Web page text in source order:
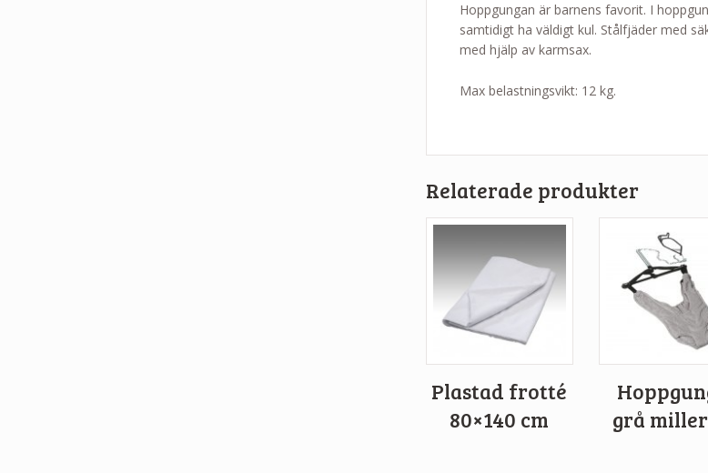
Hoppgungan är barnens favorit. I
samtidigt ha väldigt kul. Stålfjäder med
med hjälp av karmsax.
Max belastningsvikt: 12 kg.
Relaterade produkter
Plastad frotté
80×140 cm
grå